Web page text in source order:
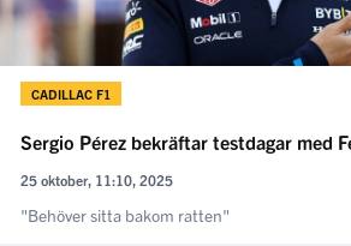
CADILLAC F1
Sergio Pérez bekräftar testdagar med
25 oktober, 11:10, 2025
"Behöver sitta bakom ratten"